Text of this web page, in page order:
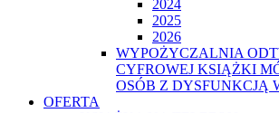
2024
2025
2026
WYPOŻYCZALNIA
CYFROWEJ KSIĄŻKI
OSÓB Z DYSFUNKCJĄ
OFERTA